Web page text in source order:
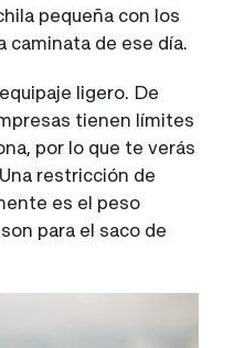
pequeña con los
caminata de ese día.
ligero. De
tienen límites
por lo que te verás
restricción de
es el peso
para el saco de